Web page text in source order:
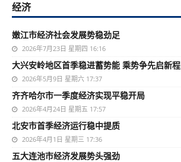
经济
嫩江市经济社会发展势稳劲足
2026年7月23日 星期四 16:16
大兴安岭地区首季稳进蓄势能 乘势争先启新程
2026年5月9日 星期六 17:37
齐齐哈尔市一季度经济实现平稳开局
2026年4月24日 星期五 17:57
北安市首季经济运行稳中提质
2026年4月1日 星期三 17:36
五大连池市经济发展势头强劲